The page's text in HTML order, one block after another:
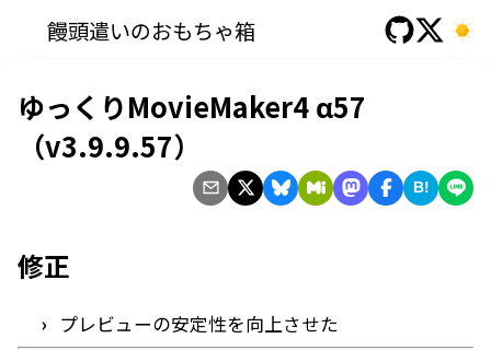
饅頭遣いのおもちゃ箱
ゆっくりMovieMaker4 α57
（v3.9.9.57）
B!
修正
プレビューの安定性を向上させた